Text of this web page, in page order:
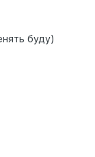
буду)